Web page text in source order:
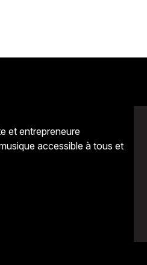
et entrepreneure
accessible à tous et